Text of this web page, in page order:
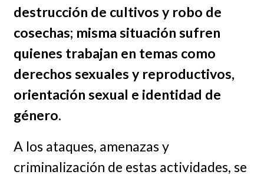
destrucción de cultivos y robo de
cosechas; misma situación sufren
quienes trabajan en temas como
derechos sexuales y reproductivos,
orientación sexual e identidad de
género.
A los ataques, amenazas y
criminalización de estas actividades, se